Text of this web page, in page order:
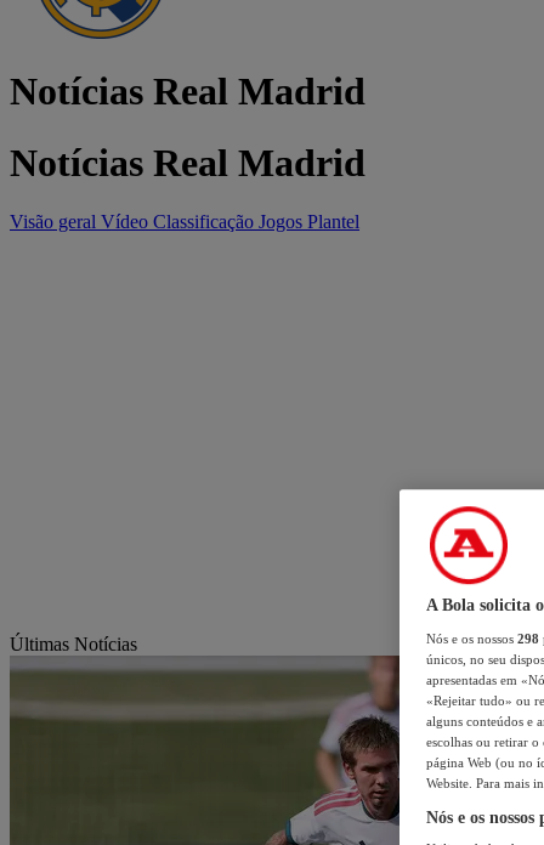
Notícias Real Madrid
Notícias Real Madrid
Visão geral Vídeo Classificação Jogos Plantel
Últimas Notícias
A Bola solicita
Nós e os nossos 298
únicos, no seu
apresentadas em
«Rejeitar tudo» ou
alguns conteúdos e
escolhas ou retirar
página Web (ou no
Website. Para mais
Nós e os